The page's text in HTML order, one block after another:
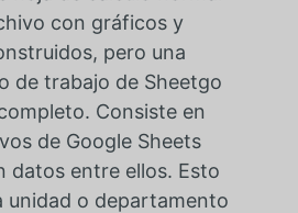
con gráficos y
pero una
de trabajo de Sheetgo
Consiste en
de Google Sheets
datos entre ellos. Esto
unidad o departamento